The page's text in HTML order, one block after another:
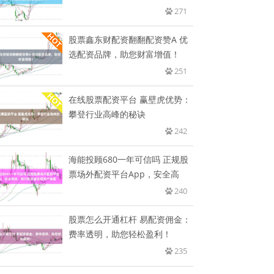
271
股票鑫东财配资翻翻配资赞A 优
选配资品牌，助您财富增值！
251
在线股票配资平台 赢壁虎优势：
攀登行业高峰的秘诀
242
海能投顾680一年可信吗 正规股
票场外配资平台App，安全高
240
股票怎么开通杠杆 易配资佣金：
费率透明，助您轻松盈利！
235